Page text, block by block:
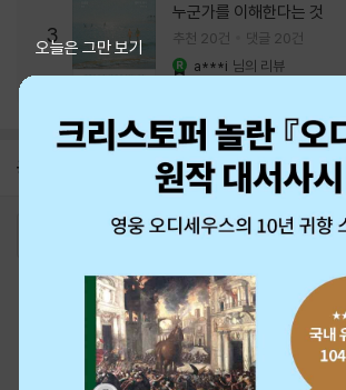
3
누군가를 이해한다는 것
추천 20건 댓글 20건
a***i 님의 리뷰
공지 26년 NBCI 수상 안내
2026-08-01
오늘은 그만 보기
로그인 최근 본 상품
고객센터 1544-3800 티켓 1544-6399
중
eBook 1:1문의/채팅상담
예스이십사(주) 사업자 정보
이용약관
개인정보처리방침
청소년보